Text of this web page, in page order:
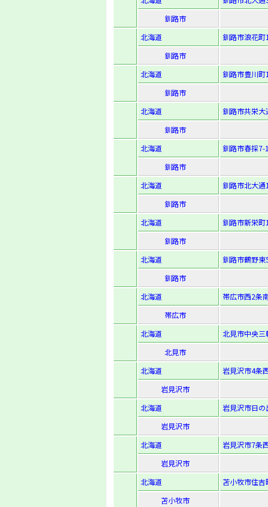
釧路市
北海道
釧路市浪花
釧路市
北海道
釧路市豊川
釧路市
北海道
釧路市共栄
釧路市
北海道
釧路市春採7-
釧路市
北海道
釧路市北大
釧路市
北海道
釧路市新栄
釧路市
北海道
釧路市鶴野
釧路市
北海道
帯広市西2条
帯広市
北海道
北見市中央
北見市
北海道
岩見沢市4条
岩見沢市
北海道
岩見沢市日
岩見沢市
北海道
岩見沢市7条
岩見沢市
北海道
苫小牧市住
苫小牧市